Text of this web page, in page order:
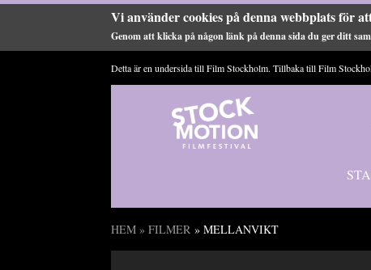
Vi använder cookies på denna webbplats för
Genom att klicka på någon länk på denna sida du ger ditt
Detta är en undersida till Film Stockholm. Tillbaka tillFilm
Du är här
HEM » FILMER » MELLANVIKT